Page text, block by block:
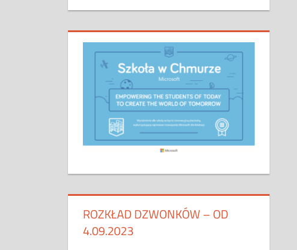
ROZKŁAD DZWONKÓW – OD
4.09.2023